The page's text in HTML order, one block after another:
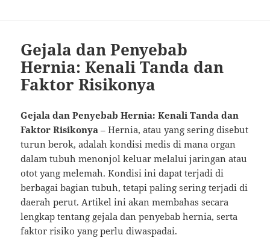
Gejala dan Penyebab
Hernia: Kenali Tanda dan
Faktor Risikonya
Gejala dan Penyebab Hernia: Kenali Tanda dan
Faktor Risikonya – Hernia, atau yang sering disebut
turun berok, adalah kondisi medis di mana organ
dalam tubuh menonjol keluar melalui jaringan atau
otot yang melemah. Kondisi ini dapat terjadi di
berbagai bagian tubuh, tetapi paling sering terjadi di
daerah perut. Artikel ini akan membahas secara
lengkap tentang gejala dan penyebab hernia, serta
faktor risiko yang perlu diwaspadai.